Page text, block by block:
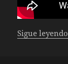
Sigue leyendo